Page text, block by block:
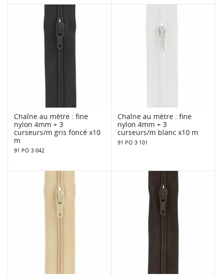
Chaîne au mètre : fine
nylon 4mm + 3
curseurs/m gris foncé x10
m
91 PO 3 042
Chaîne au mètre : fine
nylon 4mm + 3
curseurs/m blanc x10 m
91 PO 3 101